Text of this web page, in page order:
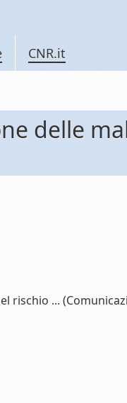
CNR.it
delle
rischio ...